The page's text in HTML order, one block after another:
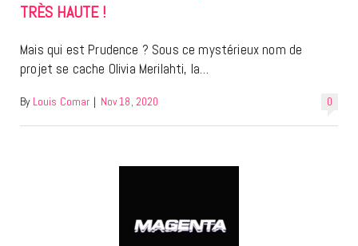
TRÈS HAUTE !
Mais qui est Prudence ? Sous ce mystérieux nom de
projet se cache Olivia Merilahti, la…
0
By Louis Comar | Nov 18, 2020